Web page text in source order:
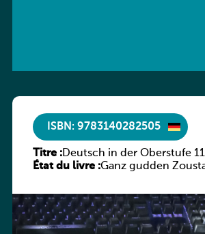
ISBN: 9783140282505
Titre :Deutsch in der Oberstufe
Bayern) Arbeitsheft
État du livre :Ganz gudden